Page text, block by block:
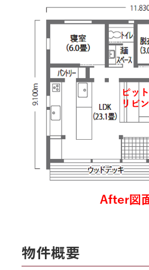
物件概要